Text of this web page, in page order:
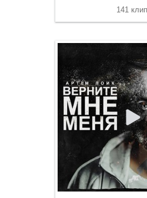
141 клип